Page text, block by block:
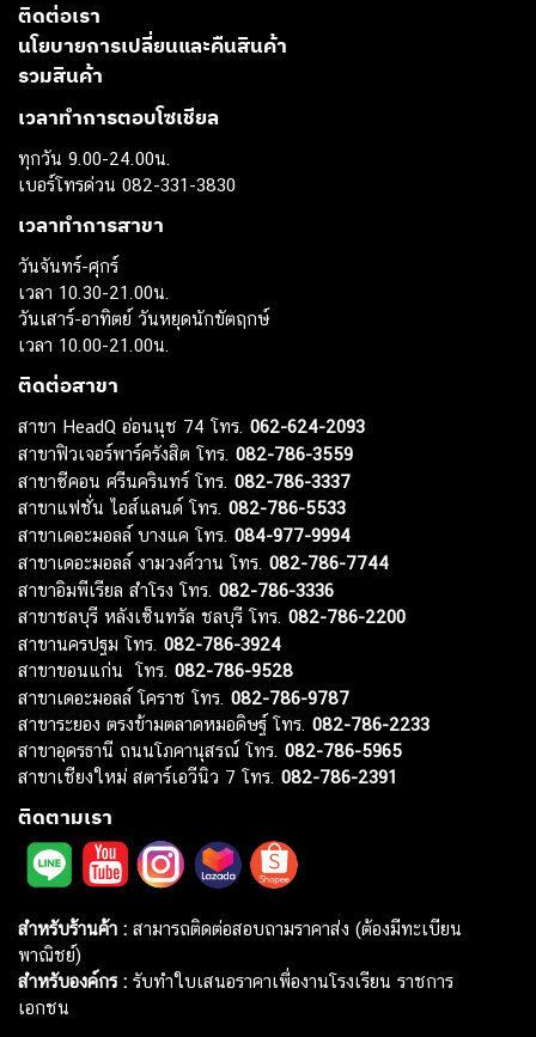
ติดต่อเรา
นโยบายการเปลี่ยนและคืนสินค้า
รวมสินค้า
เวลาทำการตอบโซเชียล
ทุกวัน 9.00-24.00น.
เบอร์โทรด่วน 082-331-3830
เวลาทำการสาขา
วันจันทร์-ศุกร์
เวลา 10.30-21.00น.
วันเสาร์-อาทิตย์ วันหยุดนักขัตฤกษ์
เวลา 10.00-21.00น.
ติดต่อสาขา
สาขา HeadQ อ่อนนุช 74 โทร. 062-624-2093
สาขาฟิวเจอร์พาร์ครังสิต โทร. 082-786-3559
สาขาซีคอน ศรีนครินทร์ โทร. 082-786-3337
สาขาแฟชั่น ไอส์แลนด์ โทร. 082-786-5533
สาขาเดอะมอลล์ บางแค โทร. 084-977-9994
สาขาเดอะมอลล์ งามวงศ์วาน โทร. 082-786-7744
สาขาอิมพีเรียล สำโรง โทร. 082-786-3336
สาขาชลบุรี หลังเซ็นทรัล ชลบุรี โทร. 082-786-2200
สาขานครปฐม โทร. 082-786-3924
สาขาขอนแก่น โทร. 082-786-9528
สาขาเดอะมอลล์ โคราช โทร. 082-786-9787
สาขาระยอง ตรงข้ามตลาดหมอดิษฐ์ โทร. 082-786-2233
สาขาอุดรธานี ถนนโภคานุสรณ์ โทร. 082-786-5965
สาขาเชียงใหม่ สตาร์เอวีนิว 7 โทร. 082-786-2391
ติดตามเรา
สำหรับร้านค้า : สามารถติดต่อสอบถามราคาส่ง (ต้องมีทะเบียน
พาณิชย์)
สำหรับองค์กร : รับทำใบเสนอราคาเพื่องานโรงเรียน ราชการ
เอกชน